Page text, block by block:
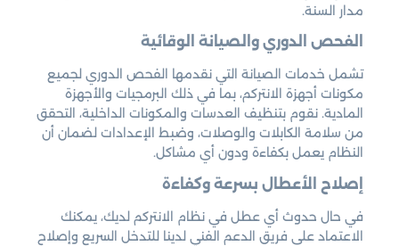
مدار السنة.
الفحص الدوري والصيانة الوقائية
تشمل خدمات الصيانة التي نقدمها الفحص الدوري لجميع
مكونات أجهزة الانتركم، بما في ذلك البرمجيات والأجهزة
المادية. نقوم بتنظيف العدسات والمكونات الداخلية، التحقق
من سلامة الكابلات والوصلات، وضبط الإعدادات لضمان أن
النظام يعمل بكفاءة ودون أي مشاكل.
إصلاح الأعطال بسرعة وكفاءة
في حال حدوث أي عطل في نظام الانتركم لديك، يمكنك
الاعتماد على فريق الدعم الفني لدينا للتدخل السريع وإصلاح